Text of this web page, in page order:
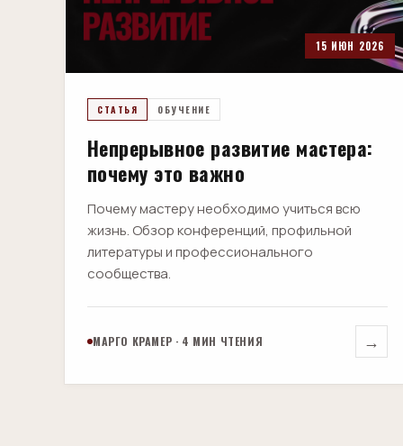
15 ИЮН 2026
СТАТЬЯ ОБУЧЕНИЕ
Непрерывное развитие мастера:
почему это важно
Почему мастеру необходимо учиться всю
жизнь. Обзор конференций, профильной
литературы и профессионального
сообщества.
МАРГО КРАМЕР · 4 МИН ЧТЕНИЯ →